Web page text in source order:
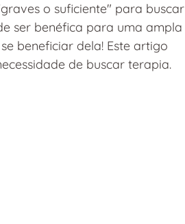
o suficiente" para buscar
ser benéfica para uma ampla
beneficiar dela! Este artigo
de buscar terapia.